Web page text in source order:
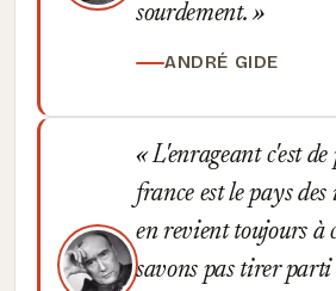
sourdement.
ANDRÉ GIDE
L'enrageant c'est de
france est le pays
en revient toujours à
savons pas tirer parti